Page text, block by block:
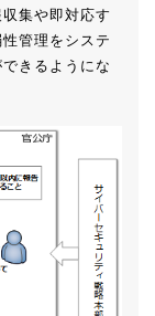
集や即対応す
管理をシステ
きるようにな